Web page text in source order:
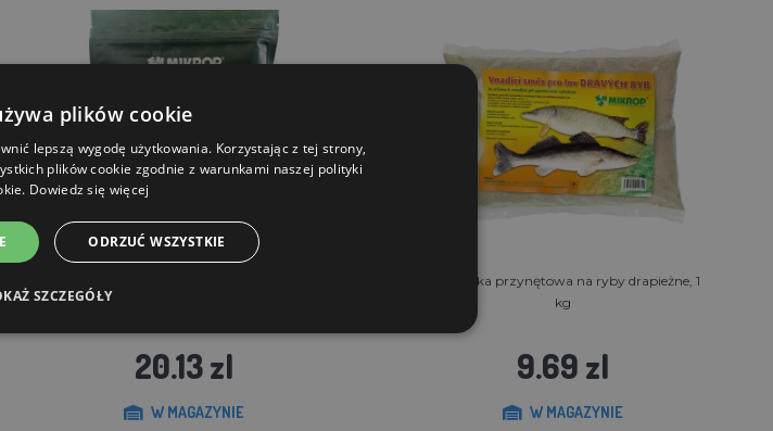
20.13 zl
W MAGAZYNIE
Mieszanka przynętowa na ryby drapieżne, 1
kg
9.69 zl
W MAGAZYNIE
plików cookie
lepszą wygodę użytkowania. Korzystając z tej strony,
plików cookie zgodnie z warunkami naszej polityki
Dowiedz się więcej
ODRZUĆ WSZYSTKIE
SZCZEGÓŁY